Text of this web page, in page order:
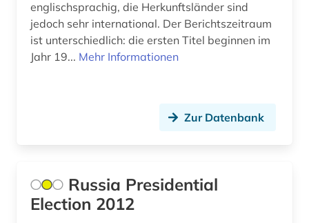
hongkong (2)
ideengeschichte (1)
indien (1)
inflation (1)
innenpolitik (1)
englischsprachig, die Herkunftsländer sind
jedoch sehr international. Der Berichtszeitraum
ist unterschiedlich: die ersten Titel beginnen im
Jahr 19... Mehr Informationen
Zur Datenbank
Russia Presidential
Election 2012